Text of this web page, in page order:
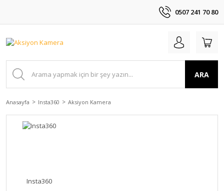
0507 241 70 80
ARA
Anasayfa Insta360 Aksiyon Kamera
Insta360